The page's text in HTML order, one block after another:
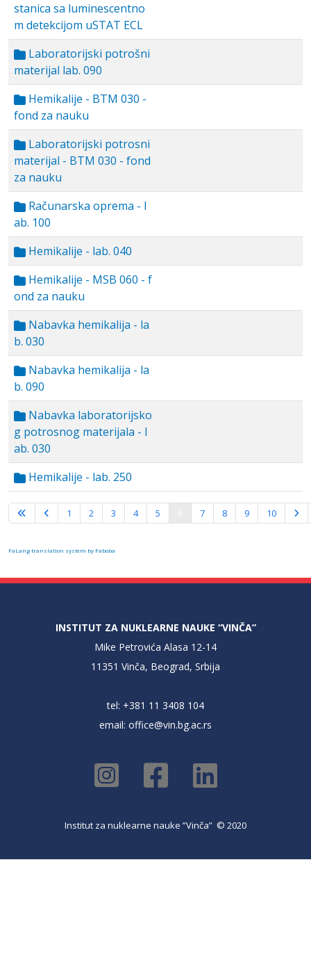
stanica sa luminescentno
m detekcijom uSTAT ECL
Laboratorijski potrošni
materijal lab. 090
Hemikalije - BTM 030 -
fond za nauku
Laboratorijski potrosni
materijal - BTM 030 - fond
za nauku
Računarska oprema - l
ab. 100
Hemikalije - lab. 040
Hemikalije - MSB 060 - f
ond za nauku
Nabavka hemikalija - la
b. 030
Nabavka hemikalija - la
b. 090
Nabavka laboratorijsko
g potrosnog materijala - l
ab. 030
Hemikalije - lab. 250
Strana 6 od 10
1 2 3 4 5 7 8 9 10
FaLang translation system by Faboba
INSTITUT ZA NUKLEARNE NAUKE “VINČA”
Mike Petrovića Alasa 12-14
11351 Vinča, Beograd, Srbija
tel: +381 11 3408 104
email: office@vin.bg.ac.rs
Institut za nuklearne nauke ”Vinča” © 2020